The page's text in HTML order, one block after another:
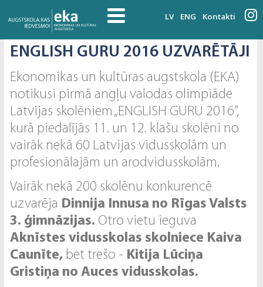
LV ENG Kontakti
ENGLISH GURU 2016 UZVARĒTĀJI
Ekonomikas un kultūras augstskola (EKA)
notikusi pirmā angļu valodas olimpiāde
Latvijas skolēniem „ENGLISH GURU 2016”,
kurā piedalījās 11. un 12. klašu skolēni no
vairāk nekā 60 Latvijas vidusskolām un
profesionālajām un arodvidusskolām.
Vairāk nekā 200 skolēnu konkurencē
uzvarēja Dinnija Innusa no Rīgas Valsts
3. ģimnāzijas. Otro vietu ieguva
Aknīstes vidusskolas skolniece Kaiva
Caunīte, bet trešo - Kitija Lūciņa
Gristiņa no Auces vidusskolas.